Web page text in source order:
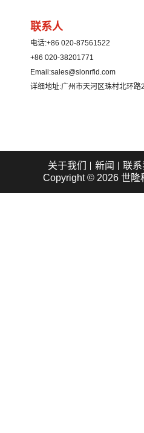
联系人
电话:+86 020-87561522
+86 020-38201771
Email:sales@slonrfid.com
详细地址:广州市天河区珠村北环
关于我们 新闻
联
Copyright © 2026 世隆